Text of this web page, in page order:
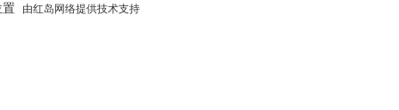
置 由红岛网络提供技术支持